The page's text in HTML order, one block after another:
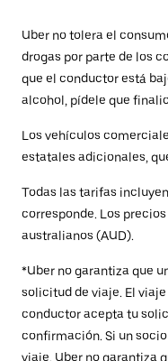
Uber no tolera el
drogas por parte de los
que el conductor está
alcohol, pídele que
Los vehículos
estatales adicionales,
Todas las tarifas
corresponde. Los
australianos (AUD).
*Uber no garantiza que
solicitud de viaje. El
conductor acepta tu
confirmación. Si un
viaje, Uber no garantiza